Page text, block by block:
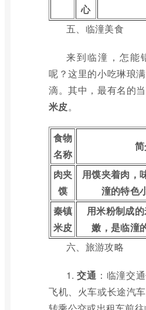
心
五、临潼美食
来到临潼，怎能
呢？这里的小吃琳琅
滴。其中，最有名的
米皮。
食物
名称
肉夹
馍
用馍夹着肉，
潼的特色
秦镇
米皮
用米粉制成
嫩，是临潼
六、旅游攻略
1.交通 ：临潼交
飞机、火车或长途汽